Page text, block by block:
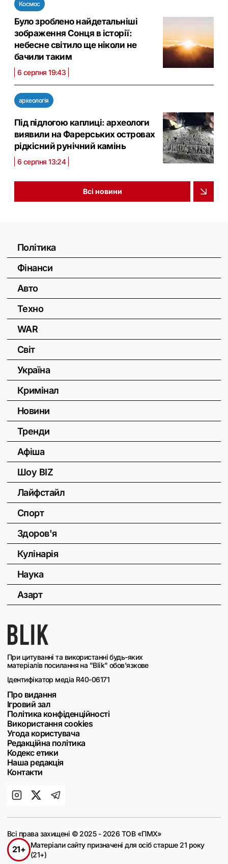
Космос
Було зроблено найдетальніші
зображення Сонця в історії:
небесне світило ще ніколи не
бачили таким
6 серпня 19:43
археологія
Під підлогою каплиці: археологи
виявили на Фарерських островах
рідкісний рунічний камінь
6 серпня 13:24
Всі новини
При цитуванні та використанні будь-яких
матеріалів посилання на "Blik" обов'язкове
Ідентифікатор медіа R40-06171
Про видання
Ігровий зал
Політика конфіденційності
Використання cookies
Угода користувача
Редакційна політика
Кодекс етики
Наша редакція
Контакти
Політика
Фінанси
Авто
Техно
WAR
Світ
Україна
Кримінал
Новини
Тренди
Афіша
Шоу BIZ
Лайфстайл
Спорт
Здоров'я
Кулінарія
Наука
Азарт
Всі права захищені © 2025 - 2026 ТОВ «ПМХ»
21+
Матеріали сайту призначені для осіб старше 21 року
(21+)